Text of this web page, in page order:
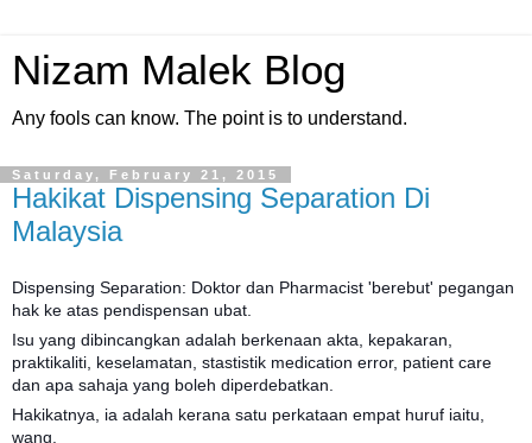
Nizam Malek Blog
Any fools can know. The point is to understand.
Saturday, February 21, 2015
Hakikat Dispensing Separation Di
Malaysia
Dispensing Separation: Doktor dan Pharmacist 'berebut' pegangan
hak ke atas pendispensan ubat.
Isu yang dibincangkan adalah berkenaan akta, kepakaran,
praktikaliti, keselamatan, stastistik medication error, patient care
dan apa sahaja yang boleh diperdebatkan.
Hakikatnya, ia adalah kerana satu perkataan empat huruf iaitu,
wang.